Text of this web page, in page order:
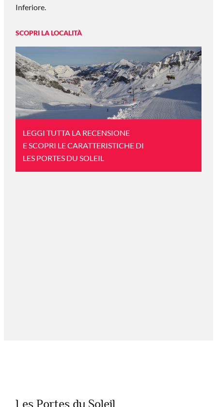
Inferiore.
SCOPRI LA LOCALITÀ
LEGGI TUTTA LA RECENSIONE
E SCOPRI LE CARATTERISTICHE DI
LES PORTES DU SOLEIL
Les Portes du Soleil